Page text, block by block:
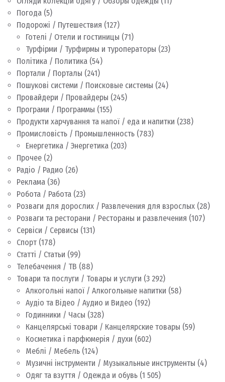
Погода (5)
Подорожі / Путешествия (127)
Готелі / Отели и гостиницы (71)
Турфірми / Турфирмы и туроператоры (23)
Політика / Политика (54)
Портали / Порталы (241)
Пошукові системи / Поисковые системы (24)
Провайдери / Провайдеры (245)
Програми / Программы (155)
Продукти харчування та напої / еда и напитки (238)
Промисловість / Промышленность (783)
Енергетика / Энергетика (203)
Прочее (2)
Радіо / Радио (26)
Реклама (36)
Робота / Работа (23)
Розваги для дорослих / Развлечения для взрослых (28)
Розваги та ресторани / Рестораны и развлечения (107)
Сервіси / Сервисы (131)
Спорт (178)
Статті / Статьи (99)
Телебачення / ТВ (88)
Товари та послуги / Товары и услуги (3 292)
Алкогольні напої / Алкогольные напитки (58)
Аудіо та Відео / Аудио и Видео (192)
Годинники / Часы (328)
Канцелярські товари / Канцелярские товары (59)
Косметика і парфюмерія / духи (602)
Меблі / Мебель (124)
Музичні інструменти / Музыкальные инструменты (4)
Одяг та взуття / Одежда и обувь (1 505)